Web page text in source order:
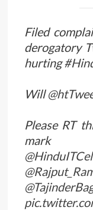
Filed
derogatory
hurting
Will
Please RT